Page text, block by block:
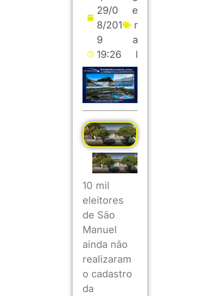
29/0
8/201
9
19:26
e
r
a
l
10 mil
eleitores
de São
Manuel
ainda não
realizaram
o cadastro
da